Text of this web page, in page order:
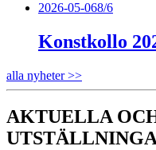
2026-05-068/6
Konstkollo
alla nyheter >>
AKTUELLA